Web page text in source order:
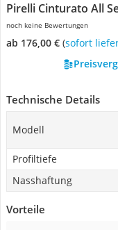
Pirelli Cinturato All
noch keine Bewertungen
ab 176,00 € ( Sofort
Technische Details
Modell
Profiltiefe
Nasshaftung
Vorteile